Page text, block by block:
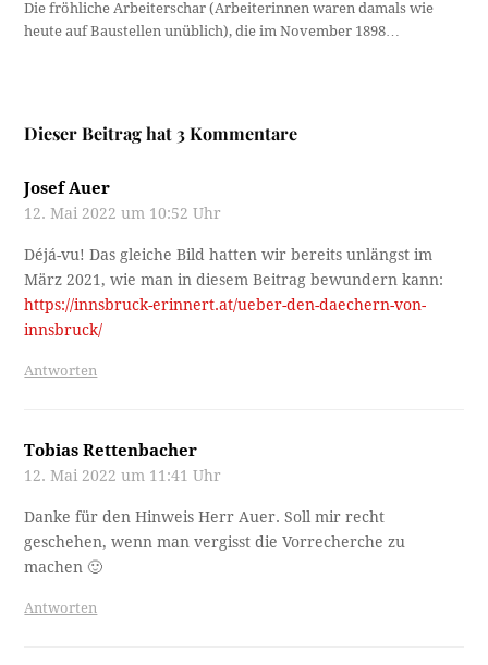
Die fröhliche Arbeiterschar (Arbeiterinnen waren damals wie
heute auf Baustellen unüblich), die im November 1898…
Dieser Beitrag hat 3 Kommentare
Josef Auer
12. Mai 2022 um 10:52 Uhr
Déjá-vu! Das gleiche Bild hatten wir bereits unlängst im
März 2021, wie man in diesem Beitrag bewundern kann:
https://innsbruck-erinnert.at/ueber-den-daechern-von-
innsbruck/
Antworten
Tobias Rettenbacher
12. Mai 2022 um 11:41 Uhr
Danke für den Hinweis Herr Auer. Soll mir recht
geschehen, wenn man vergisst die Vorrecherche zu
machen 🙂
Antworten